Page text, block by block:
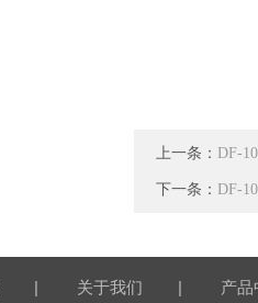
上一条： DF-
下一条： DF-
| 关于我们 | 产品